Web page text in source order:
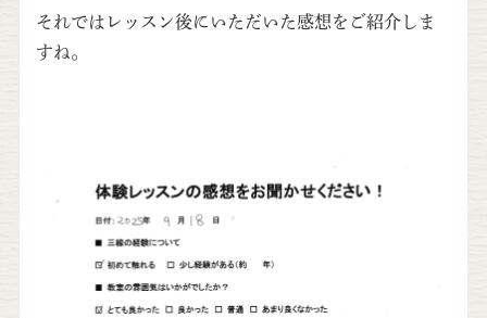
それではレッスン後にいただいた感想をご紹介しま
すね。